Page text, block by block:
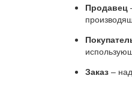
Продавец
Заказ –